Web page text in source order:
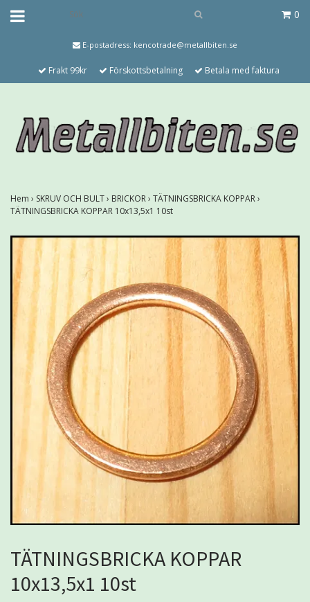
0
E-postadress: kencotrade@metallbiten.se
Frakt 99kr Förskottsbetalning Betala med faktura
Hem › SKRUV OCH BULT› BRICKOR› TÄTNINGSBRICKA KOPPAR›
TÄTNINGSBRICKA KOPPAR 10x13,5x1 10st
TÄTNINGSBRICKA KOPPAR
10x13,5x1 10st